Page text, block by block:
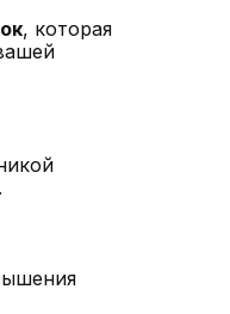
, которая